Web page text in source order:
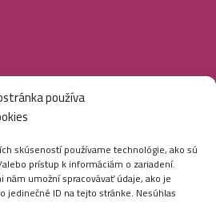
používa
skúseností používame technológie, ako sú
prístup k informáciám o zariadení.
umožní spracovávať údaje, ako je
jedinečné ID na tejto stránke. Nesúhlas